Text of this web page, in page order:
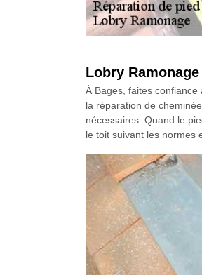
Lobry
À Bages, faites
la réparation de
nécessaires. Quand le
le toit suivant les normes